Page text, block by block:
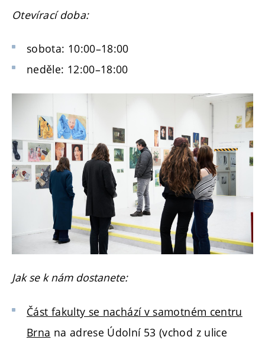
Otevírací doba:
sobota: 10:00–18:00
neděle: 12:00–18:00
Jak se k nám dostanete:
Část fakulty se nachází v samotném centru
Brna na adrese Údolní 53 (vchod z ulice